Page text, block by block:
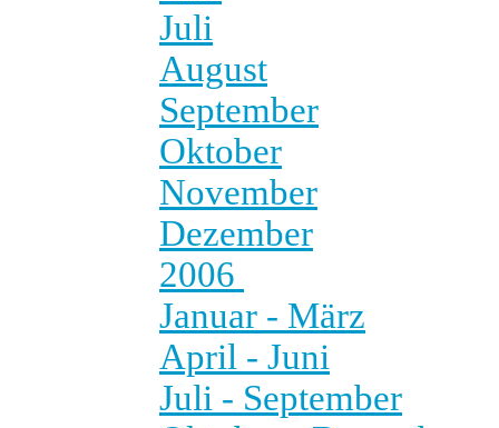
Juli
August
September
Oktober
November
Dezember
2006
Januar - März
April - Juni
Juli - September